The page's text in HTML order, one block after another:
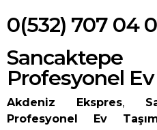
0(532) 707 04
Profesyonel Ev
Akdeniz Ekspres,
Profesyonel Ev